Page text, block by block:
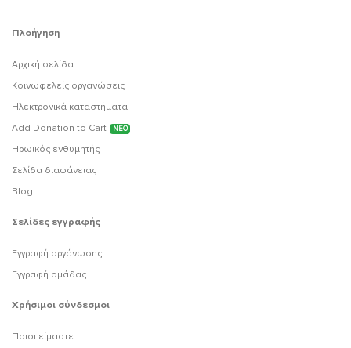
Πλοήγηση
Αρχική σελίδα
Κοινωφελείς οργανώσεις
Ηλεκτρονικά καταστήματα
Add Donation to Cart
ΝΕΟ
Ηρωικός ενθυμητής
Σελίδα διαφάνειας
Blog
Σελίδες εγγραφής
Εγγραφή οργάνωσης
Εγγραφή ομάδας
Χρήσιμοι σύνδεσμοι
Ποιοι είμαστε